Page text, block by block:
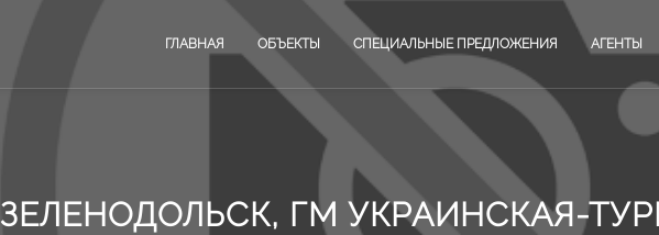
ГЛАВНАЯ ОБЪЕКТЫ СПЕЦИАЛЬНЫЕ ПРЕДЛОЖЕНИЯ АГЕНТЫ
ЗЕЛЕНОДОЛЬСК, ГМ УКРАИНСКАЯ-